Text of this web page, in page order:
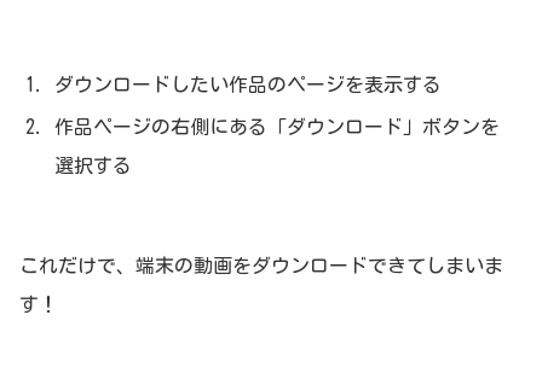
ダウンロードしたい作品のページを表示する
作品ページの右側にある「ダウンロード」ボタンを
選択する
これだけで、端末の動画をダウンロードできてしまいま
す！